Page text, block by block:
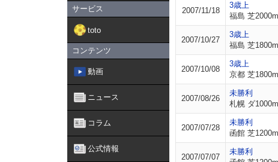
サービス
toto
コンテンツ
動画
ニュース
コラム
公式情報
2007/11/18
3歳上
福島 芝
2007/10/27
3歳上
福島 芝
2007/10/08
3歳上
京都 芝
2007/08/26
未勝利
札幌 ダ
2007/07/28
未勝利
函館 芝
2007/07/07
未勝利